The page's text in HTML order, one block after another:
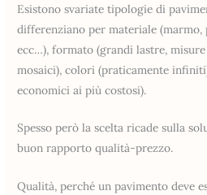
Esistono svariate tipologie di
differenziano per materiale (marmo,
ecc…), formato (grandi lastre,
mosaici), colori (praticamente
economici ai più costosi).
Spesso però la scelta ricade sulla
buon rapporto qualità-prezzo.
Qualità, perché un pavimento deve